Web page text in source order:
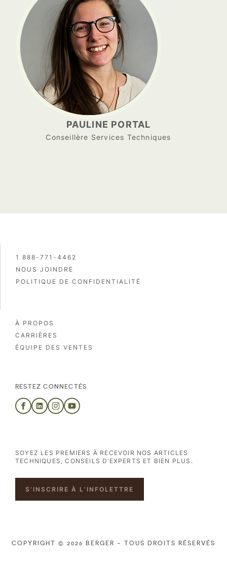
PAULINE PORTAL
Conseillère Services Techniques
1 888-771-4462
NOUS JOINDRE
POLITIQUE DE CONFIDENTIALITÉ
À PROPOS
CARRIÈRES
ÉQUIPE DES VENTES
RESTEZ CONNECTÉS
SOYEZ LES PREMIERS À RECEVOIR NOS ARTICLES
TECHNIQUES, CONSEILS D’EXPERTS ET BIEN PLUS.
S'INSCRIRE À L’INFOLETTRE
COPYRIGHT © 2026 BERGER - TOUS DROITS RÉSERVÉS